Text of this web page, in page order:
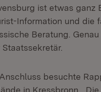
ist etwas ganz
Information und die
Beratung.
Staatssekretär.
besuchte
in Kressbronn.